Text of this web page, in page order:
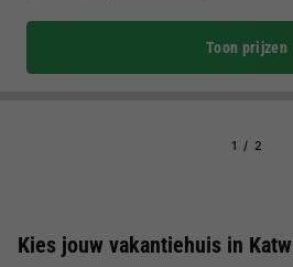
Toon prijzen
1 2
Kies jouw vakantiehuis in